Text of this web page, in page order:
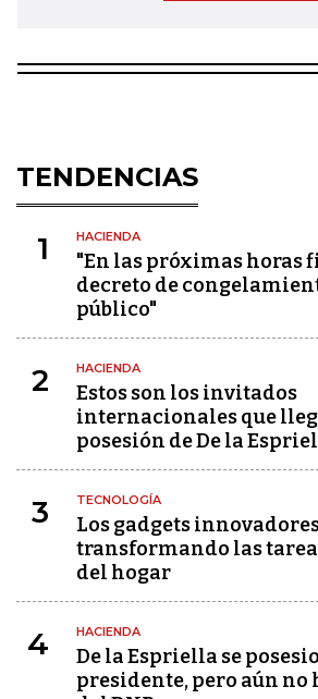
TENDENCIAS
1 HACIENDA
"En las próximas horas
decreto de
público"
2 HACIENDA
Estos son los invitados
internacionales que
posesión de De la
3 TECNOLOGÍA
Los gadgets
transformando las
del hogar
4 HACIENDA
De la Espriella se
presidente, pero aún no